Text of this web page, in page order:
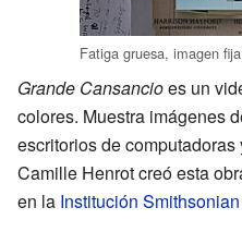
Fatiga gruesa, imagen
Grande Cansancioes un
colores. Muestra imágenes
escritorios de
Camille Henrot creó esta
en la Institución Smithsonian